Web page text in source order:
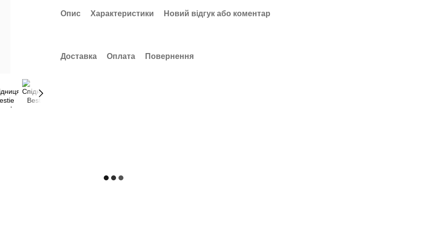
Опис Характеристики Новий відгук або коментар
Доставка Оплата Повернення